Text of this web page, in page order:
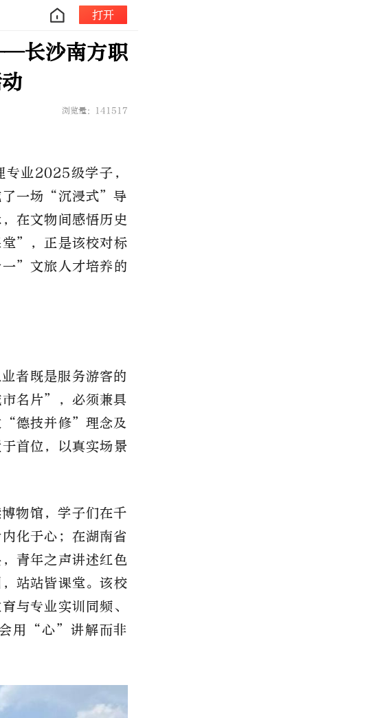
打开
长沙南方职
浏览量：141517
业2025级学子，
了一场“沉浸式”导
在文物间感悟历史
”，正是该校对标
”文旅人才培养的
者既是服务游客的
名片”，必须兼具
“德技并修”理念及
首位，以真实场景
物馆，学子们在千
化于心；在湖南省
青年之声讲述红色
站站皆课堂。该校
与专业实训同频、
会用“心”讲解而非